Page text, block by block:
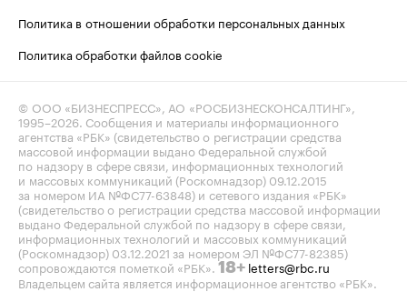
Политика в отношении обработки персональных данных
Политика обработки файлов cookie
© ООО «БИЗНЕСПРЕСС», АО «РОСБИЗНЕСКОНСАЛТИНГ»,
1995–2026 . Сообщения и материалы информационного
агентства «РБК» (свидетельство о регистрации средства
массовой информации выдано Федеральной службой
по надзору в сфере связи, информационных технологий
и массовых коммуникаций (Роскомнадзор) 09.12.2015
за номером ИА №ФС77-63848) и сетевого издания «РБК»
(свидетельство о регистрации средства массовой информации
выдано Федеральной службой по надзору в сфере связи,
информационных технологий и массовых коммуникаций
(Роскомнадзор) 03.12.2021 за номером ЭЛ №ФС77-82385)
сопровождаются пометкой «РБК». 18+ letters@rbc.ru
Владельцем сайта является информационное агентство «РБК».